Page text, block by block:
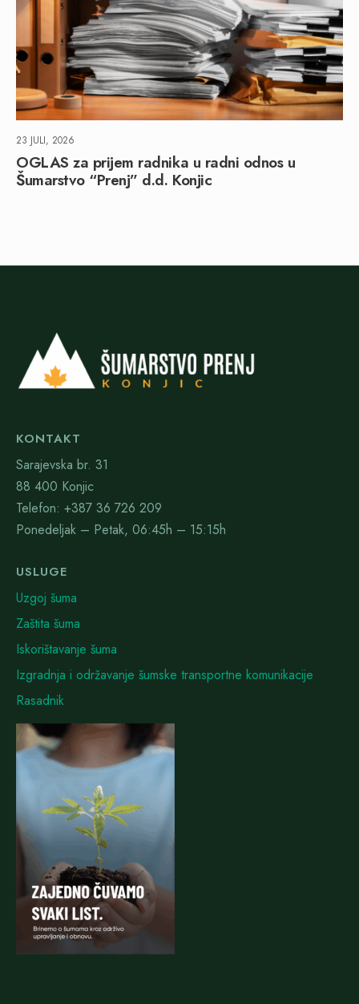
23 JULI, 2026
OGLAS za prijem radnika u radni odnos u
Šumarstvo “Prenj” d.d. Konjic
KONTAKT
Sarajevska br. 31
88 400 Konjic
Telefon: +387 36 726 209
Ponedeljak – Petak, 06:45h – 15:15h
USLUGE
Uzgoj šuma
Zaštita šuma
Iskorištavanje šuma
Izgradnja i održavanje šumske transportne komunikacije
Rasadnik